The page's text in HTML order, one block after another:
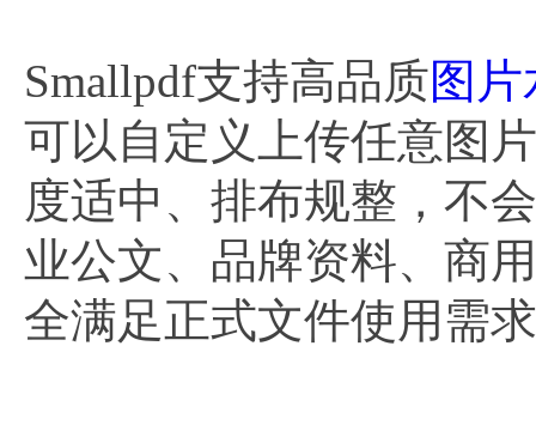
Smallpdf支持高品质图
可以自定义上传任意图
度适中、排布规整，不
业公文、品牌资料、商
全满足正式文件使用需